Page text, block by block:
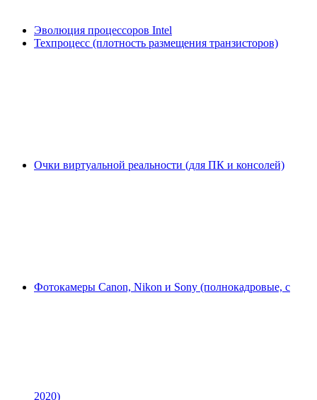
Эволюция процессоров Intel
Техпроцесс (плотность размещения транзисторов)
Очки виртуальной реальности (для ПК и консолей)
Фотокамеры Canon, Nikon и Sony (полнокадровые, с
2020)